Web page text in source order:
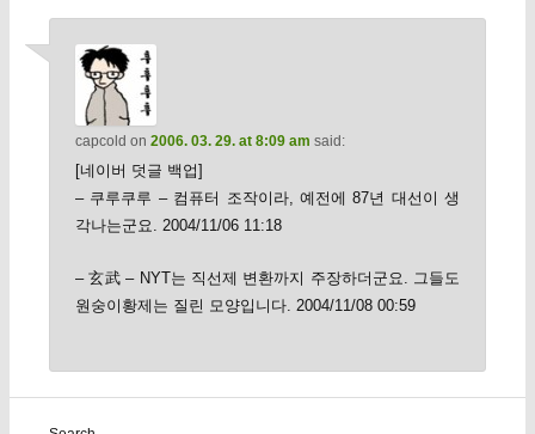
capcold on 2006. 03. 29. at 8:09 am said:
[네이버 덧글 백업]
– 쿠루쿠루 – 컴퓨터 조작이라, 예전에 87년 대선이 생
각나는군요. 2004/11/06 11:18
– 玄武 – NYT는 직선제 변환까지 주장하더군요. 그들도
원숭이황제는 질린 모양입니다. 2004/11/08 00:59